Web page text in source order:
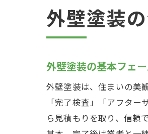
外壁塗装
外壁塗装の基本フェ
外壁塗装は、住まいの美
「完了検査」「アフタ
ら見積もりを取り、信頼